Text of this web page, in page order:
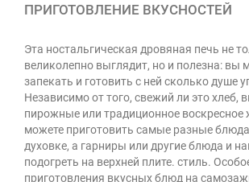
ПРИГОТОВЛЕНИЕ ВКУСНОСТЕЙ
Эта ностальгическая дровяная печь не
великолепно выглядит, но и полезна: вы
запекать и готовить с ней сколько душе
Независимо от того, свежий ли это хлеб,
пирожные или традиционное воскресное
можете приготовить самые разные
духовке, а гарниры или другие блюда и
подогреть на верхней плите. стиль.
приготовления вкусных блюд на